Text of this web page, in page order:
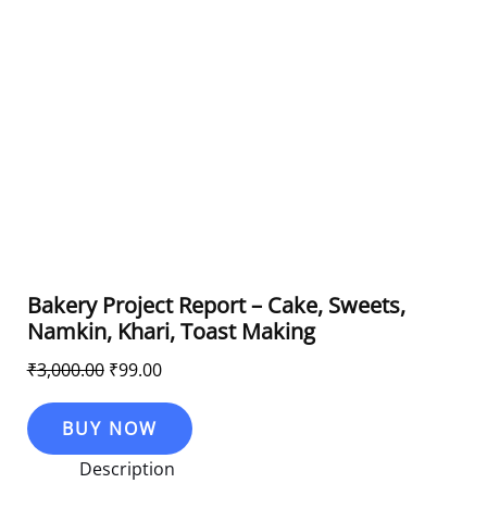
Bakery Project Report – Cake, Sweets,
Namkin, Khari, Toast Making
₹3,000.00 ₹99.00
BUY NOW
Description